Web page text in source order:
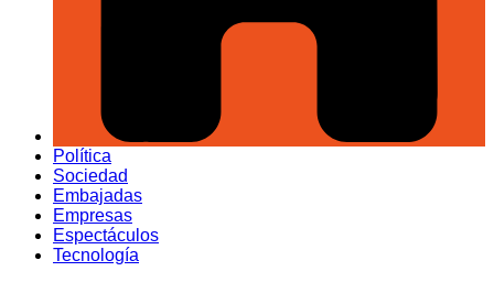
Política
Sociedad
Embajadas
Empresas
Espectáculos
Tecnología